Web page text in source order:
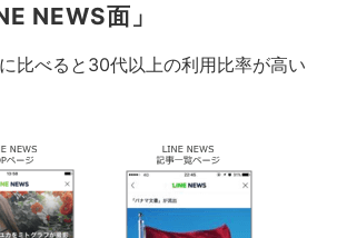
NEWS面」
比べると30代以上の利用比率が高い